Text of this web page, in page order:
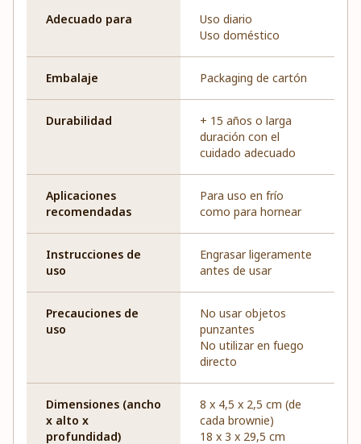
Adecuado para
Uso diario
Uso doméstico
Embalaje Packaging de cartón
Durabilidad
+ 15 años o larga
duración con el
cuidado adecuado
Aplicaciones
recomendadas
Para uso en frío
como para hornear
Instrucciones de
uso
Engrasar ligeramente
antes de usar
Precauciones de
uso
No usar objetos
punzantes
No utilizar en fuego
directo
Dimensiones (ancho
x alto x
profundidad)
8 x 4,5 x 2,5 cm (de
cada brownie)
18 x 3 x 29,5 cm